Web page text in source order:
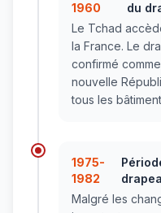
1960
du
Le Tchad
la France. Le
confirmé
nouvelle
tous les
1975-
1982
Malgré les